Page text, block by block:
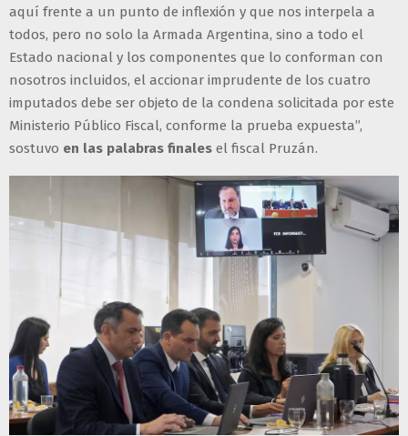
aquí frente a un punto de inflexión y que nos interpela a
todos, pero no solo la Armada Argentina, sino a todo el
Estado nacional y los componentes que lo conforman con
nosotros incluidos, el accionar imprudente de los cuatro
imputados debe ser objeto de la condena solicitada por este
Ministerio Público Fiscal, conforme la prueba expuesta”,
sostuvo en las palabras finales el fiscal Pruzán.